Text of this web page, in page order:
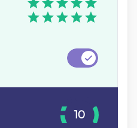
10